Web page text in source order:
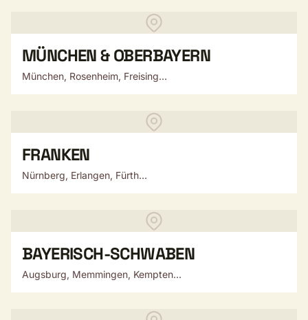
MÜNCHEN & OBERBAYERN
München, Rosenheim, Freising...
FRANKEN
Nürnberg, Erlangen, Fürth...
BAYERISCH-SCHWABEN
Augsburg, Memmingen, Kempten...